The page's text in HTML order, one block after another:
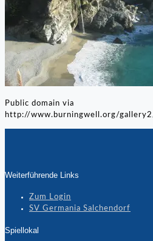
Public domain via
http://www.burningwell.org/
Weiterführende Links
Zum Login
SV Germania Salchendorf
Spiellokal